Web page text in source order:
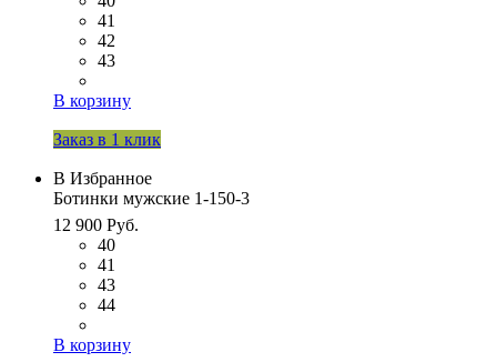
41
42
43
В корзину
Заказ в 1 клик
В Избранное
Ботинки мужские 1-150-3
12 900 Руб.
40
41
43
44
В корзину